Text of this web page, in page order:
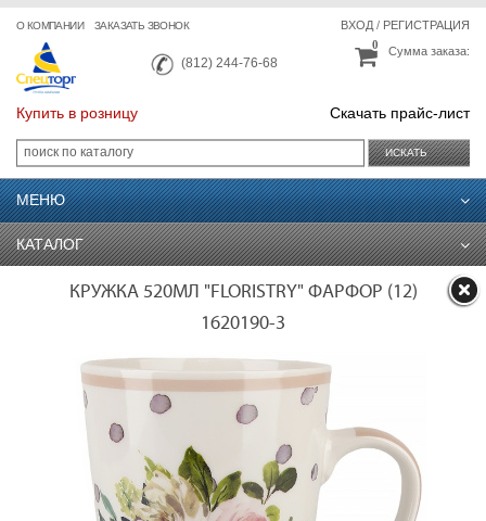
О КОМПАНИИ ЗАКАЗАТЬ ЗВОНОК
(812) 244-76-68
ВХОД/ РЕГИСТРАЦИЯ
Сумма заказа:
0
Купить в розницу Скачать прайс-лист
ИСКАТЬ
МЕНЮ
КАТАЛОГ
КРУЖКА 520МЛ "FLORISTRY" ФАРФОР (12)
1620190-3